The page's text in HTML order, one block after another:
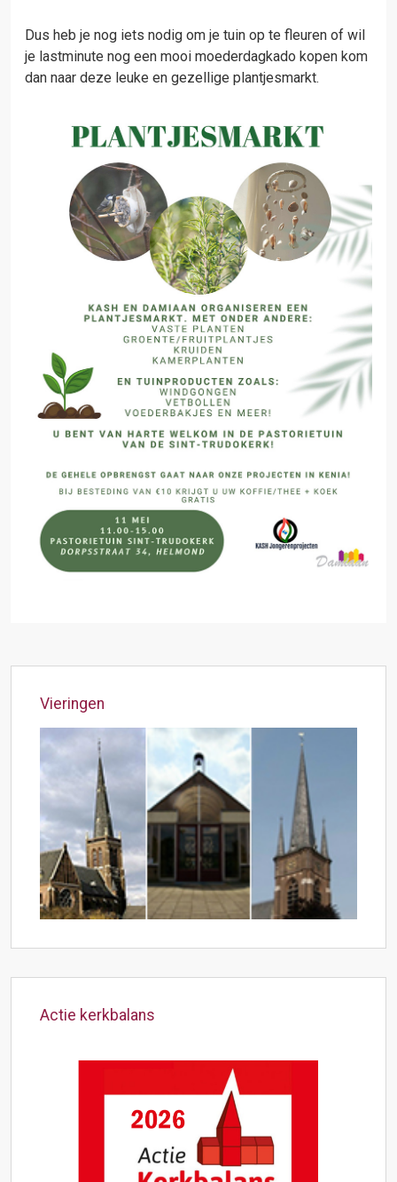
Dus heb je nog iets nodig om je tuin op te fleuren of wil
je lastminute nog een mooi moederdagkado kopen kom
dan naar deze leuke en gezellige plantjesmarkt.
Vieringen
Actie kerkbalans